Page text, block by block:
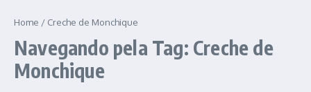
Home / Creche de Monchique
Navegando pela Tag: Creche de
Monchique